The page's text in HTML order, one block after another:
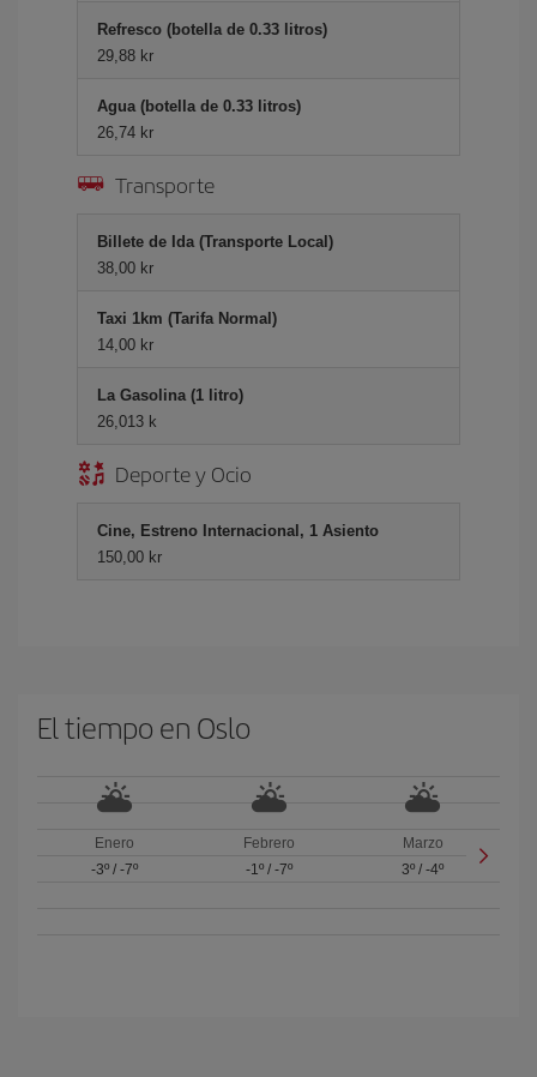
Refresco (botella de 0.33 litros)
29,88 kr
Agua (botella de 0.33 litros)
26,74 kr
Transporte
Billete de Ida (Transporte Local)
38,00 kr
Taxi 1km (Tarifa Normal)
14,00 kr
La Gasolina (1 litro)
26,013 k
Deporte y Ocio
Cine, Estreno Internacional, 1 Asiento
150,00 kr
El tiempo en Oslo
Enero
-3º/ -7º
Febrero
-1º/ -7º
Marzo
3º /-4º